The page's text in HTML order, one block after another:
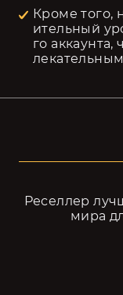
Кроме того,
ительный
го
Реселлер
мира